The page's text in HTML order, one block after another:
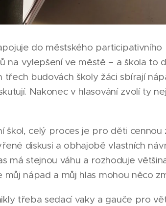
do městského
na vylepšení ve městě – a škola to
budovách školy žáci sbírají
Nakonec v hlasování zvolí ty
celý proces je pro děti cennou
diskusi a obhajobě vlastních
má stejnou váhu a rozhoduje
nápad a můj hlas mohou něco
třeba sedací vaky a gauče pro